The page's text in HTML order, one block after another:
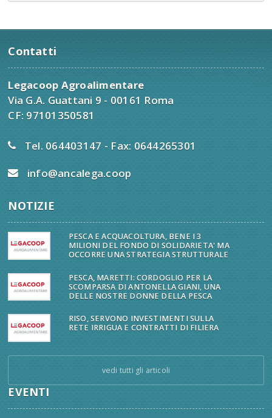
Contatti
Legacoop Agroalimentare
Via G.A. Guattani 9 - 00161 Roma
CF: 97101350581
Tel. 064403147 - Fax: 0644265301
info@ancalega.coop
NOTIZIE
PESCA E ACQUACOLTURA, BENE I 3
MILIONI DEL FONDO DI SOLIDARIETA' MA
OCCORRE UNA STRATEGIA STRUTTURALE
PESCA, MARETTI: CORDOGLIO PER LA
SCOMPARSA DI ANTONELLA GIANI, UNA
DELLE NOSTRE DONNE DELLA PESCA
RISO, SERVONO INVESTIMENTI SULLA
RETE IRRIGUA E CONTRATTI DI FILIERA
vedi tutti gli articoli
EVENTI